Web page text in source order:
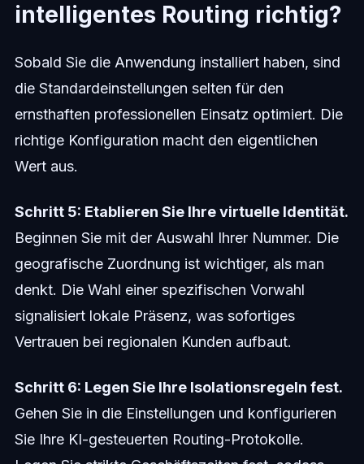
intelligentes Routing richtig?
Sobald Sie die Anwendung installiert haben, sind
die Standardeinstellungen selten für den
ernsthaften professionellen Einsatz optimiert. Die
richtige Konfiguration macht den eigentlichen
Wert aus.
Schritt 5: Etablieren Sie Ihre virtuelle Identität.
Beginnen Sie mit der Auswahl Ihrer Nummer. Die
geografische Zuordnung ist wichtiger, als man
denkt. Die Wahl einer spezifischen Vorwahl
signalisiert lokale Präsenz, was sofortiges
Vertrauen bei regionalen Kunden aufbaut.
Schritt 6: Legen Sie Ihre Isolationsregeln fest.
Gehen Sie in die Einstellungen und konfigurieren
Sie Ihre KI-gesteuerten Routing-Protokolle.